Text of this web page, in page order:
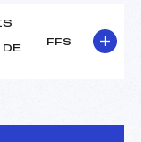
DE
FFS